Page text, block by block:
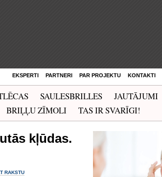
EKSPERTI PARTNERI PAR PROJEKTU KONTAKTI
SAULESBRILLES JAUTĀJUMI
BRIĻĻU ZĪMOLI TAS IR SVARĪGI!
kļūdas.
RAKSTU